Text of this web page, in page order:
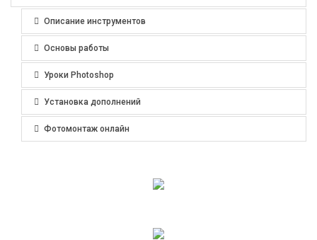
Описание инструментов
Основы работы
Уроки Photoshop
Установка дополнений
Фотомонтаж онлайн